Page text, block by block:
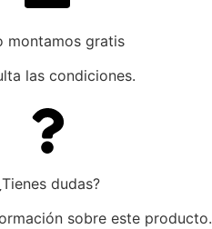
montamos gratis
las condiciones.
dudas?
sobre este producto.